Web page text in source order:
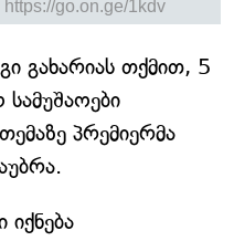
გახარიას თქმით, 5
პრემიერმა